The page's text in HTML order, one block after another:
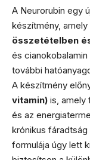
A Neurorubin egy
készítmény,
összetételben
és
további
A készítmény
vitamin) is, amely
és az
krónikus fáradtság
formulája úgy lett